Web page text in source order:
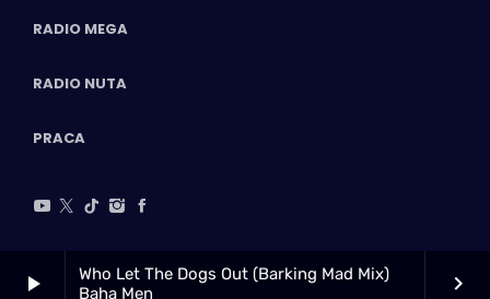
play_arrow
Who Let The Dogs Out (Barking Mad Mix)
Baha Men
keyboard_arrow_right
RADIO MEGA
RADIO NUTA
PRACA